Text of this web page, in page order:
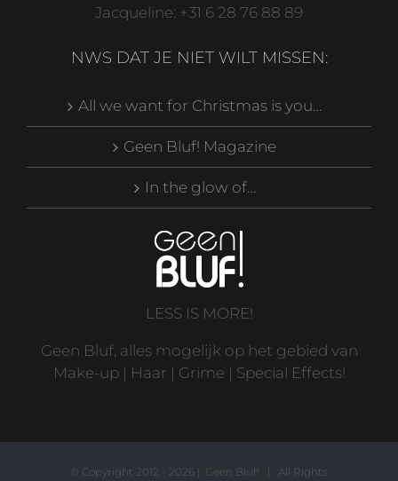
Jacqueline: +31 6 28 76 88 89
NWS DAT JE NIET WILT MISSEN:
All we want for Christmas is you…
Geen Bluf! Magazine
In the glow of…
LESS IS MORE!
Geen Bluf, alles mogelijk op het gebied van
Make-up | Haar | Grime | Special Effects!
© Copyright 2012 - 2026 | Geen Bluf! | All Rights